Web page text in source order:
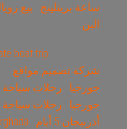
ساعة بريتلينج
بيع
البن
boat trip
شركة تصميم مواقع
جورجيا
رحلات
جورجيا
رحلات
أذربيجان 5 أيام